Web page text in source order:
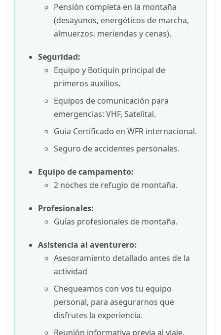
Pensión completa en la montaña
(desayunos, energéticos de marcha,
almuerzos, meriendas y cenas).
Seguridad:
Equipo y Botiquín principal de
primeros auxilios.
Equipos de comunicación para
emergencias: VHF, Satelital.
Guia Certificado en WFR internacional.
Seguro de accidentes personales.
Equipo de campamento:
2 noches de refugio de montaña.
Profesionales:
Guías profesionales de montaña.
Asistencia al aventurero:
Asesoramiento detallado antes de la
actividad
Chequeamos con vos tu equipo
personal, para asegurarnos que
disfrutes la experiencia.
Reunión informativa previa al viaje.